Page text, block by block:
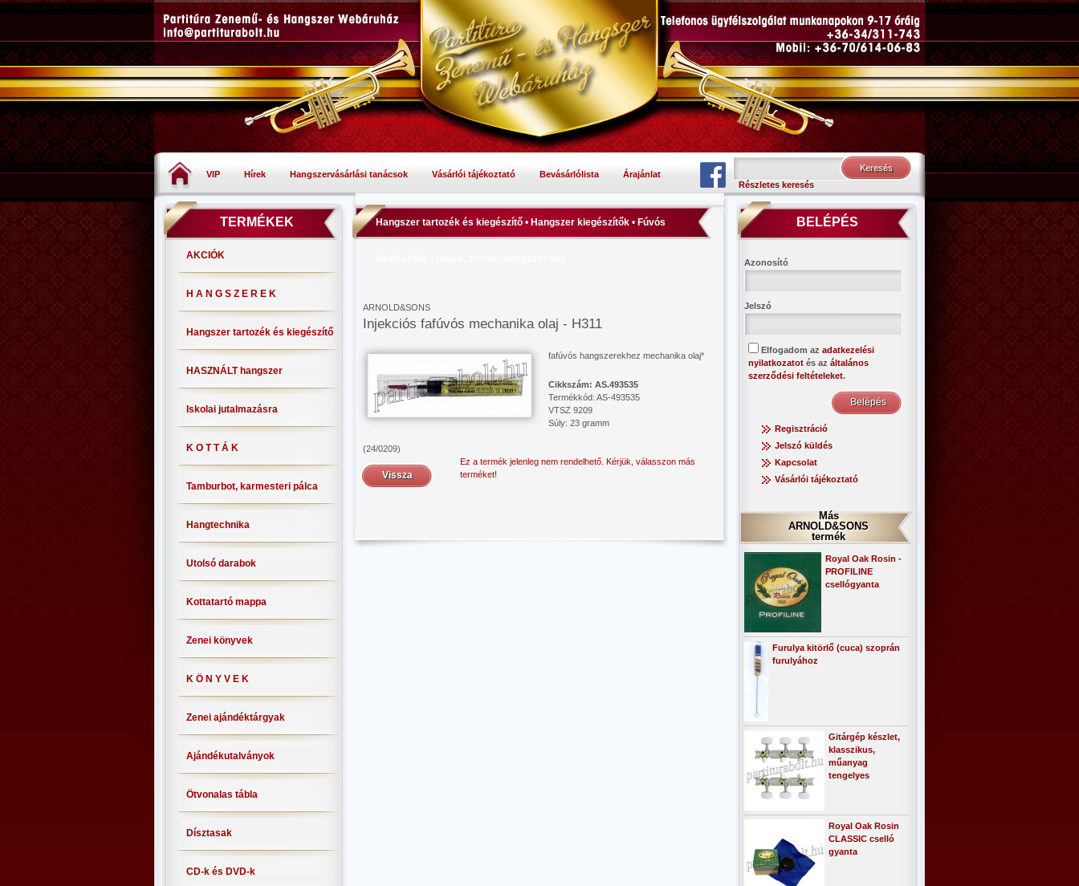
VIP Hírek Hangszervásárlási tanácsok Vásárlói tájékoztató Bevásárlólista
Árajánlat
Részletes keresés
TERMÉKEK
AKCIÓK
H A N G S Z E R E K
Hangszer tartozék és kiegészítő
HASZNÁLT hangszer
Iskolai jutalmazásra
K O T T Á K
Tamburbot, karmesteri pálca
Hangtechnika
Utolsó darabok
Kottatartó mappa
Zenei könyvek
K Ö N Y V E K
Zenei ajándéktárgyak
Ajándékutalványok
Ötvonalas tábla
Dísztasak
CD-k és DVD-k
Hangszer tartozék és kiegészítő • Hangszer kiegészítők • Fúvós
ARNOLD&SONS
Injekciós fafúvós mechanika olaj - H311
fafúvós hangszerekhez mechanika olaj*
​Cikkszám: AS.493535
Termékkód: AS-493535
VTSZ 9209
Súly: 23 gramm
(24/0209)
Vissza
Ez a termék jelenleg nem rendelhető. Kérjük, válasszon más
terméket!
BELÉPÉS
Azonosító
Jelszó
Elfogadom az adatkezelési
nyilatkozatot és az általános
szerződési feltételeket.
Regisztráció
Jelszó küldés
Kapcsolat
Vásárlói tájékoztató
Más
ARNOLD&SONS
termék
Royal Oak Rosin -
PROFILINE
csellógyanta
Furulya kitörlő (cuca) szoprán
furulyához
Gitárgép készlet,
klasszikus,
műanyag
tengelyes
Royal Oak Rosin
CLASSIC cselló
gyanta